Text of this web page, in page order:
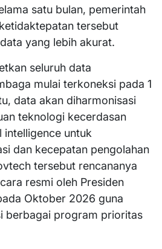
satu bulan, pemerintah
tersebut
yang lebih akurat.
seluruh data
mulai terkoneksi pada 1
data akan diharmonisasi
teknologi kecerdasan
intelligence untuk
dan kecepatan pengolahan
tersebut rencananya
resmi oleh Presiden
Oktober 2026 guna
berbagai program prioritas